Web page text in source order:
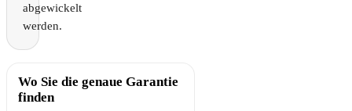
abgewickelt
werden.
Wo Sie die genaue Garantie
finden